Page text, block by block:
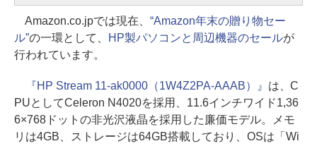
Amazon.co.jpでは現在、 “Amazon年末の贈り物セー
ル”の一環として、 HP製パソコンと周辺機器のセールが
行われています。
『HP Stream 11-ak0000（1W4Z2PA-AAAB）』 は、C
PUとしてCeleron N4020を採用、11.6インチワイド1,36
6×768ドットの非光沢液晶を採用した廉価モデル。メモ
リは4GB、ストレージは64GB搭載しており、OSは「Wi